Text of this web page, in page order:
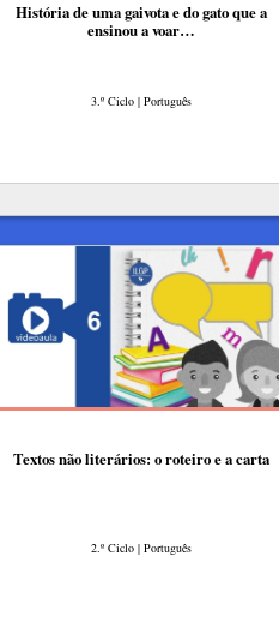
História de uma gaivota e do gato que a
ensinou a voar…
3.º Ciclo | Português
Textos não literários: o roteiro e a carta
2.º Ciclo | Português